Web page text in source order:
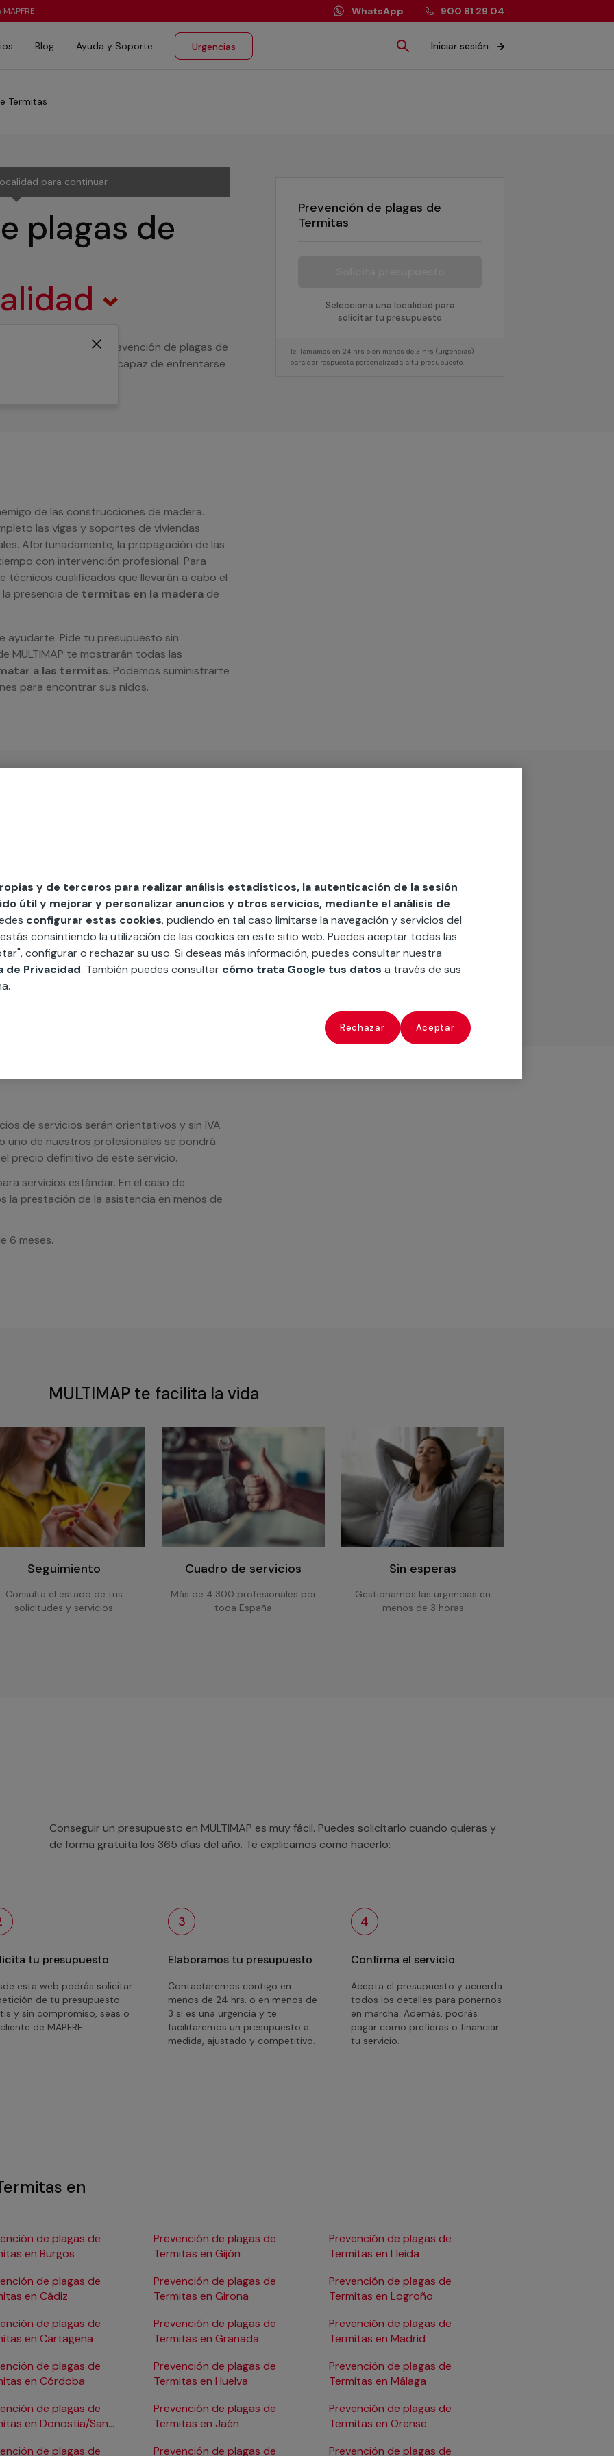
WhatsApp 900 81 29 04
Blog Ayuda y Soporte Urgencias Iniciar sesión
Termitas
Prevención de plagas de
Termitas
Selecciona una localidad para
solicitar tu presupuesto
Te llamamos en 24 hrs o en menos de 3 hrs (urgencias)
para dar respuesta personalizada a tu presupuesto.
para continuar
plagas de
ayuda en la prevención de plagas de
servicio profesional capaz de enfrentarse
voraces insectos.
de las construcciones de madera.
las vigas y soportes de viviendas
Afortunadamente, la propagación de las
con intervención profesional. Para
técnicos cualificados que llevarán a cabo el
presencia de termitas en la madera de
ayudarte. Pide tu presupuesto sin
MULTIMAP te mostrarán todas las
a las termitas. Podemos suministrarte
para encontrar sus nidos.
incluyendo todo lo que necesites:
etc. Cuéntanos que necesitas
de servicios serán orientativos y sin IVA
uno de nuestros profesionales se pondrá
precio definitivo de este servicio.
servicios estándar. En el caso de
la prestación de la asistencia en menos de
6 meses.
MULTIMAP te facilita la vida
Seguimiento
Consulta el estado de tus
solicitudes y servicios
Cuadro de servicios
Más de 4.300 profesionales por
toda España
Sin esperas
Gestionamos las urgencias en
menos de 3 horas
Conseguir un presupuesto en MULTIMAP es muy fácil. Puedes solicitarlo cuando quieras y
de forma gratuita los 365 días del año. Te explicamos como hacerlo:
tu presupuesto
esta web podrás solicitar
de tu presupuesto
y sin compromiso, seas o
de MAPFRE.
3
Elaboramos tu presupuesto
Contactaremos contigo en
menos de 24 hrs. o en menos de
3 si es una urgencia y te
facilitaremos un presupuesto a
medida, ajustado y competitivo.
4
Confirma el servicio
Acepta el presupuesto y acuerda
todos los detalles para ponernos
en marcha. Además, podrás
pagar como prefieras o financiar
tu servicio.
en
de plagas de
en Burgos
de plagas de
en Cádiz
de plagas de
en Cartagena
de plagas de
en Córdoba
de plagas de
en Donostia/San
de plagas de
Prevención de plagas de
Termitas en Gijón
Prevención de plagas de
Termitas en Girona
Prevención de plagas de
Termitas en Granada
Prevención de plagas de
Termitas en Huelva
Prevención de plagas de
Termitas en Jaén
Prevención de plagas de
Prevención de plagas de
Termitas en Lleida
Prevención de plagas de
Termitas en Logroño
Prevención de plagas de
Termitas en Madrid
Prevención de plagas de
Termitas en Málaga
Prevención de plagas de
Termitas en Orense
Prevención de plagas de
y de terceros para realizar análisis estadísticos, la autenticación de la sesión
útil y mejorar y personalizar anuncios y otros servicios, mediante el análisis de
configurar estas cookies, pudiendo en tal caso limitarse la navegación y servicios del
consintiendo la utilización de las cookies en este sitio web. Puedes aceptar todas las
configurar o rechazar su uso. Si deseas más información, puedes consultar nuestra
de Privacidad. También puedes consultar cómo trata Google tus datos a través de sus
Rechazar Aceptar